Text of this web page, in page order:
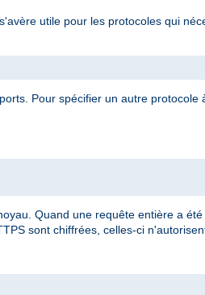
utile pour les protocoles qui
Pour spécifier un autre protocole
Quand une requête entière a
sont chiffrées, celles-ci